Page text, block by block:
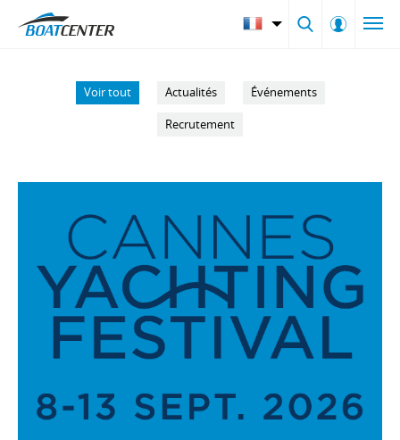
Voir tout Actualités Événements
Recrutement